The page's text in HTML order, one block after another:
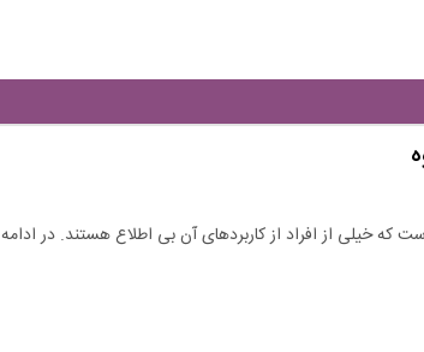
که خیلی از افراد از کاربردهای آن بی اطلاع هستند. در ادامه